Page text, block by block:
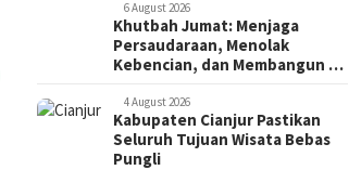
6 August 2026
Khutbah Jumat: Menjaga
Persaudaraan, Menolak
Kebencian, dan Membangun …
4 August 2026
Kabupaten Cianjur Pastikan
Seluruh Tujuan Wisata Bebas
Pungli